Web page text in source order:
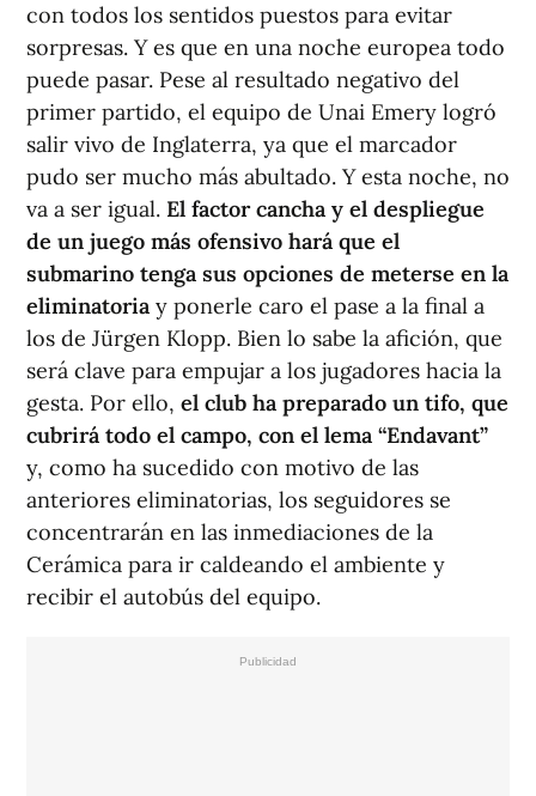
con todos los sentidos puestos para evitar
sorpresas. Y es que en una noche europea todo
puede pasar. Pese al resultado negativo del
primer partido, el equipo de Unai Emery logró
salir vivo de Inglaterra, ya que el marcador
pudo ser mucho más abultado. Y esta noche, no
va a ser igual. El factor cancha y el despliegue
de un juego más ofensivo hará que el
submarino tenga sus opciones de meterse en la
eliminatoria y ponerle caro el pase a la final a
los de Jürgen Klopp. Bien lo sabe la afición, que
será clave para empujar a los jugadores hacia la
gesta. Por ello, el club ha preparado un tifo, que
cubrirá todo el campo, con el lema “Endavant”
y, como ha sucedido con motivo de las
anteriores eliminatorias, los seguidores se
concentrarán en las inmediaciones de la
Cerámica para ir caldeando el ambiente y
recibir el autobús del equipo.